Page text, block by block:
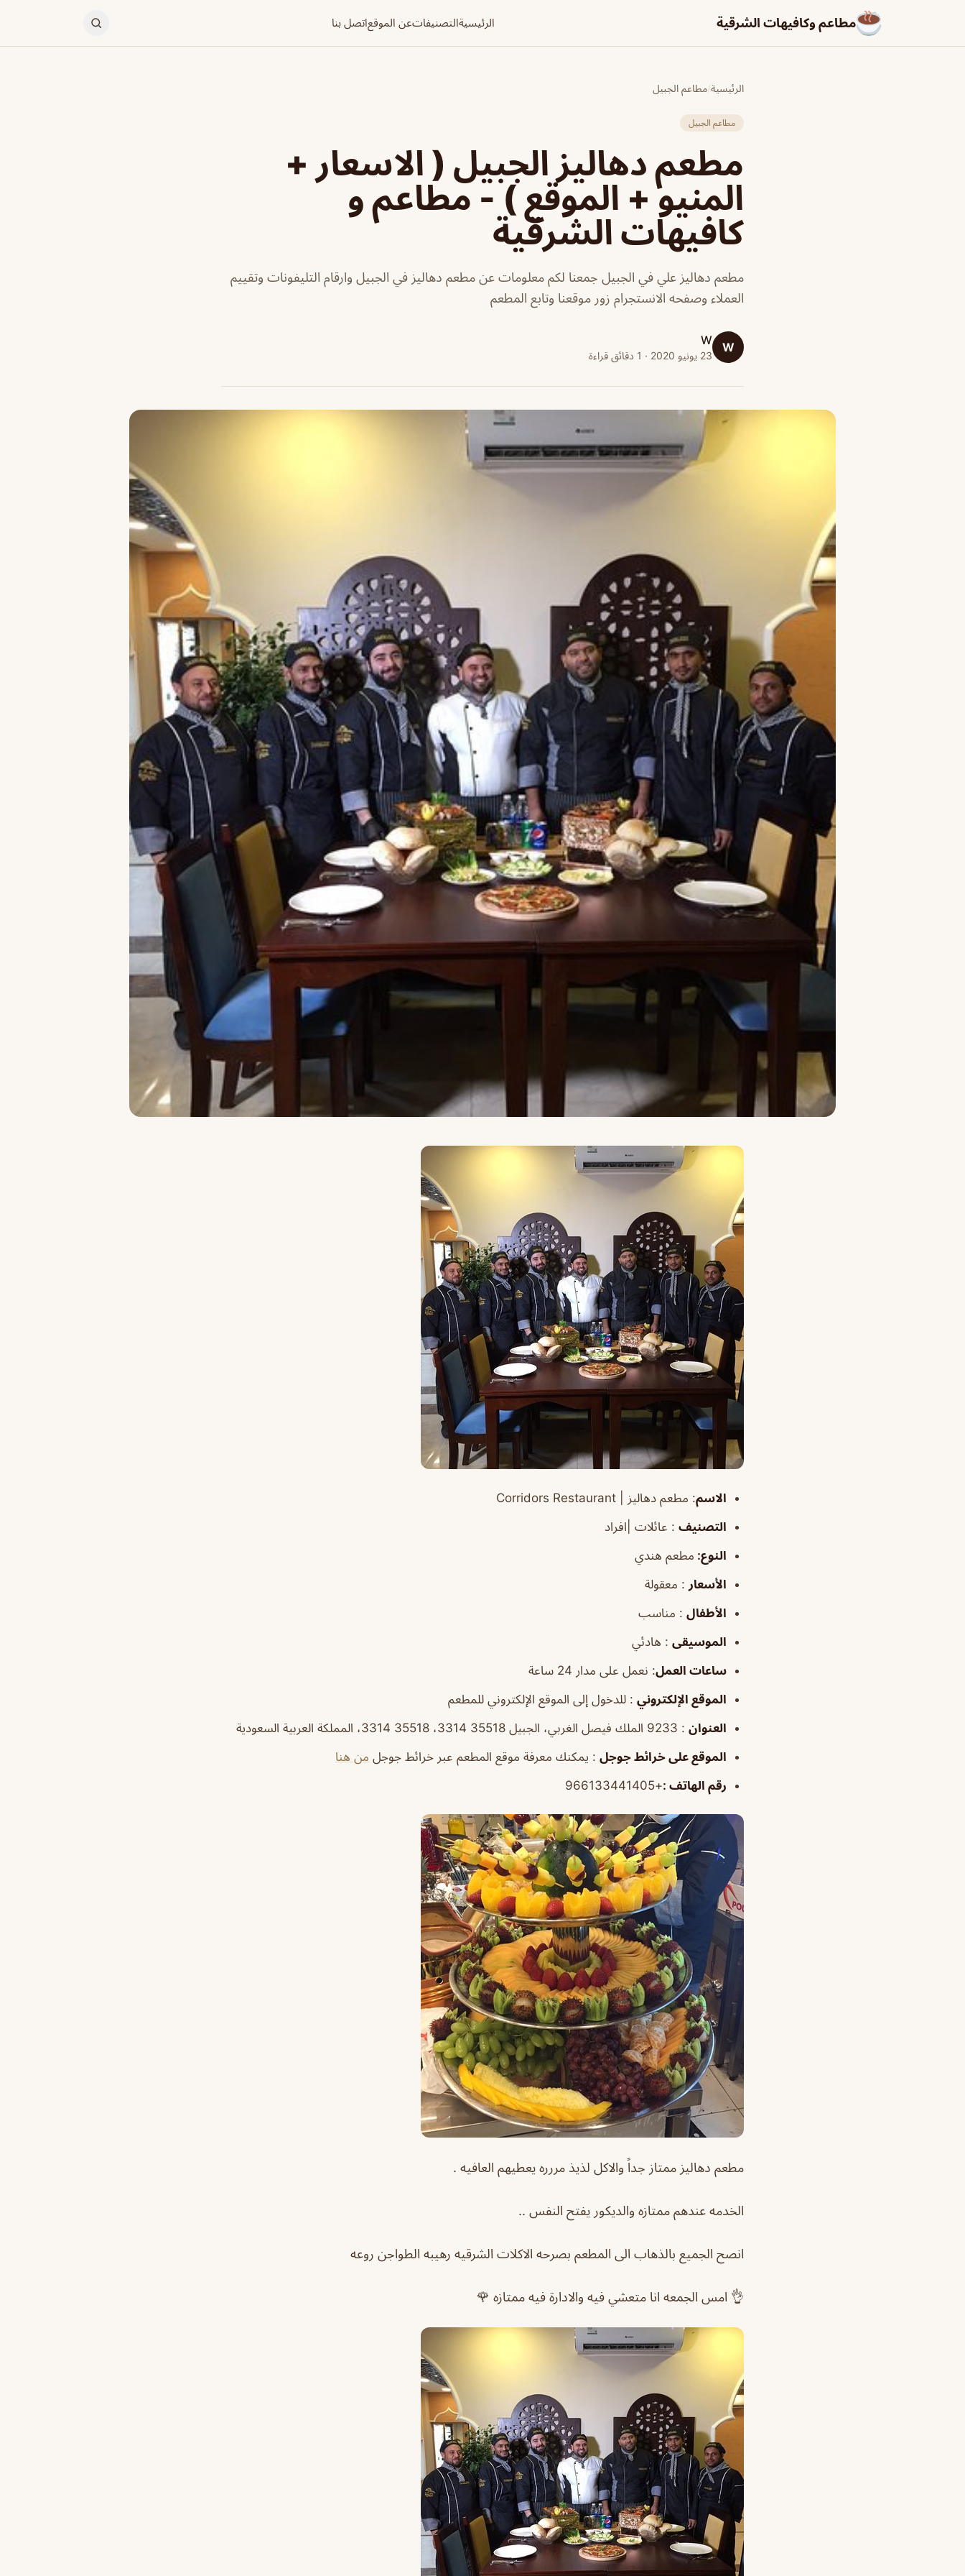
مطاعم وكافيهات الشرقية الرئيسيةالتصنيفاتعن الموقعاتصل بنا
الرئيسية/مطاعم الجبيل
مطاعم الجبيل
مطعم دهاليز الجبيل ( الاسعار +
المنيو + الموقع ) - مطاعم و
كافيهات الشرقية
مطعم دهاليز علي في الجبيل جمعنا لكم معلومات عن مطعم دهاليز في الجبيل وارقام التليفونات وتقييم
العملاء وصفحه الانستجرام زور موقعنا وتابع المطعم
W
W
23 يونيو 2020 · 1 دقائق قراءة
الاسم: مطعم دهاليز | Corridors Restaurant
التصنيف : عائلات |افراد
النوع: مطعم هندي
الأسعار : معقولة
الأطفال : مناسب
الموسيقى : هادئي
ساعات العمل: نعمل على مدار 24 ساعة
الموقع الإلكتروني : للدخول إلى الموقع الإلكتروني للمطعم
العنوان : 9233 الملك فيصل الغربي، الجبيل 35518 3314، 35518 3314، المملكة العربية السعودية
الموقع على خرائط جوجل : يمكنك معرفة موقع المطعم عبر خرائط جوجل من هنا
رقم الهاتف :
+966133441405
مطعم دهاليز ممتاز جداً والاكل لذيذ مررره يعطيهم العافيه .
الخدمه عندهم ممتازه والديكور يفتح النفس ..
انصح الجميع بالذهاب الى المطعم بصرحه الاكلات الشرقيه رهيبه الطواجن روعه
👌 امس الجمعه انا متعشي فيه والادارة فيه ممتازه 🌹